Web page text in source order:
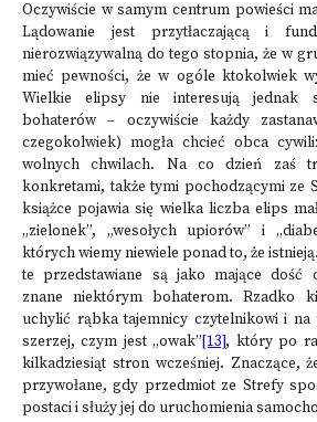
Oczywiście w samym centrum powieści
Lądowanie jest przytłaczającą i
nierozwiązywalną do tego stopnia, że w
mieć pewności, że w ogóle ktokolwiek
Wielkie elipsy nie interesują jednak
bohaterów – oczywiście każdy
czegokolwiek) mogła chcieć obca
wolnych chwilach. Na co dzień zaś
konkretami, także tymi pochodzącymi ze
książce pojawia się wielka liczba elips
„zielonek”, „wesołych upiorów” i
których wiemy niewiele ponad to, że
te przedstawiane są jako mające dość
znane niektórym bohaterom. Rzadko
uchylić rąbka tajemnicy czytelnikowi i na
szerzej, czym jest „owak”[13], który po
kilkadziesiąt stron wcześniej. Znaczące,
przywołane, gdy przedmiot ze Strefy
postaci i służy jej do uruchomienia